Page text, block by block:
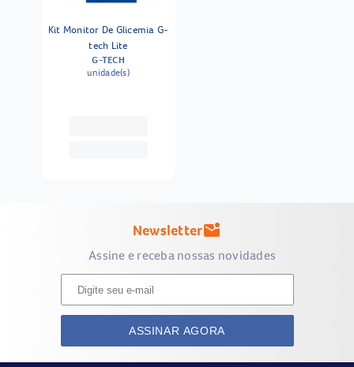
Kit Monitor De Glicemia G-
tech Lite
G-TECH
unidade(s)
Newslettermark_email_unread
Assine e receba nossas novidades
ASSINAR AGORA